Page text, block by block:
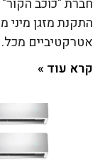
חברת "כוכב
התקנת מזגן מיני
אטרקטיביים
קרא עוד »